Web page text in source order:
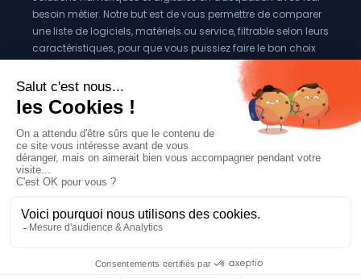
besoin métier. Notre but est de vous permettre de comparer
une liste de logiciels, matériels ou service, filtrable selon leurs
caractéristiques, pour que vous puissiez faire le bon choix
Vous êtes éditeur?
Se référencer sur Foxeet
Réseaux
Mentions légales